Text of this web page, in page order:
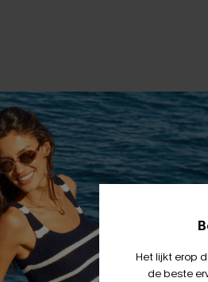
Het lijkt erop
de beste